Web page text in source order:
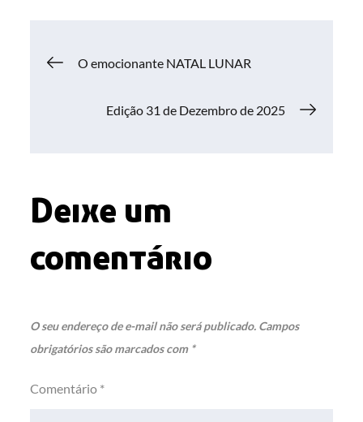
Navegação
O emocionante NATAL LUNAR
Edição 31 de Dezembro de 2025
Deixe um
comentário
O seu endereço de e-mail não será publicado. Campos
obrigatórios são marcados com *
Comentário *